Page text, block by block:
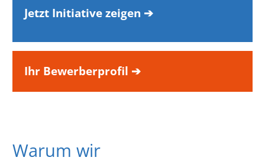
Jetzt Initiative zeigen ➔
Ihr Bewerberprofil ➔
Warum wir